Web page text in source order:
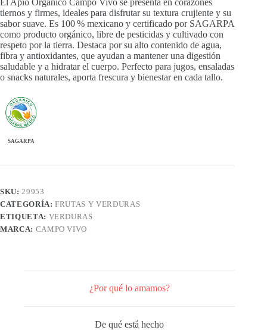
El Apio Orgánico Campo Vivo se presenta en corazones
tiernos y firmes, ideales para disfrutar su textura crujiente y su
sabor suave. Es 100 % mexicano y certificado por SAGARPA
como producto orgánico, libre de pesticidas y cultivado con
respeto por la tierra. Destaca por su alto contenido de agua,
fibra y antioxidantes, que ayudan a mantener una digestión
saludable y a hidratar el cuerpo. Perfecto para jugos, ensaladas
o snacks naturales, aporta frescura y bienestar en cada tallo.
SAGARPA
SKU:29953
CATEGORÍA:FRUTAS Y VERDURAS
ETIQUETA: VERDURAS
MARCA: CAMPO VIVO
¿Por qué lo amamos?
De qué está hecho